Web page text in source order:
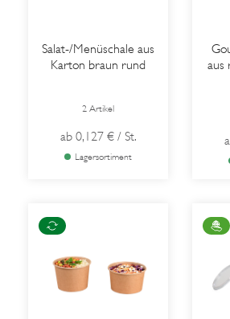
Salat-/Menüschale aus
Karton braun rund
2 Artikel
ab 0,127 € / St.
Lagersortiment
aus